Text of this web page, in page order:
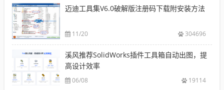
迈迪工具集V6.0破解版注册码下载附安装方法
11/20 304696
溪风推荐SolidWorks插件工具箱自动出图，提
高设计效率
06/08 19114